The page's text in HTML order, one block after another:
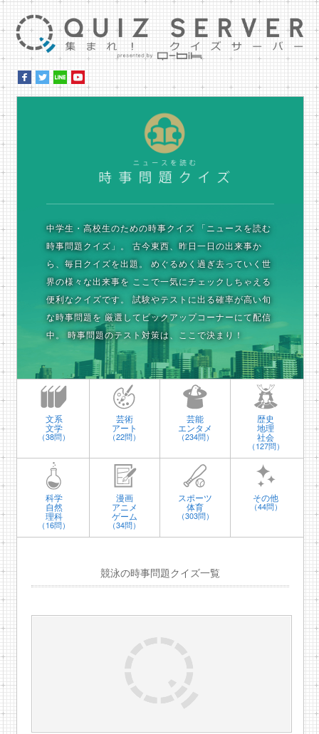
中学生・高校生のための時事クイズ 「ニュースを読む
時事問題クイズ」。
古今東西、昨日一日の出来事か
ら、毎日クイズを出題。
めぐるめく過ぎ去っていく世
界の様々な出来事を ここで一気にチェックしちゃえる
便利なクイズです。
試験やテストに出る確率が高い旬
な時事問題を 厳選してピックアップコーナーにて配信
中。
時事問題のテスト対策は、ここで決まり！
文系
文学
（38問）
芸術
アート
（22問）
芸能
エンタメ
（234問）
歴史
地理
社会
（127問）
科学
自然
理科
（16問）
漫画
アニメ
ゲーム
（34問）
スポーツ
体育
（303問）
その他
（44問）
競泳の時事問題クイズ一覧